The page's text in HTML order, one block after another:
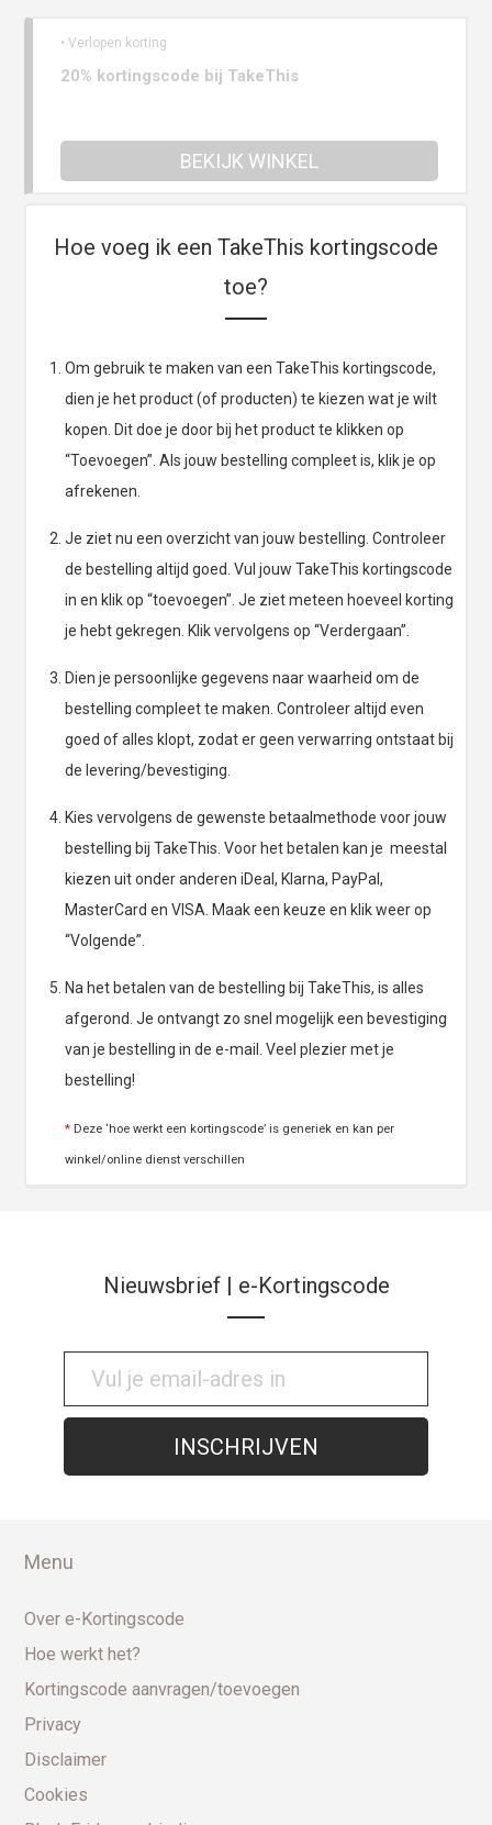
• Verlopen korting
20% kortingscode bij TakeThis
BEKIJK WINKEL
Hoe voeg ik een TakeThis kortingscode
toe?
Om gebruik te maken van een TakeThis kortingscode,
dien je het product (of producten) te kiezen wat je wilt
kopen. Dit doe je door bij het product te klikken op
“Toevoegen”. Als jouw bestelling compleet is, klik je op
afrekenen.
Je ziet nu een overzicht van jouw bestelling. Controleer
de bestelling altijd goed. Vul jouw TakeThis kortingscode
in en klik op “toevoegen”. Je ziet meteen hoeveel korting
je hebt gekregen. Klik vervolgens op “Verdergaan”.
Dien je persoonlijke gegevens naar waarheid om de
bestelling compleet te maken. Controleer altijd even
goed of alles klopt, zodat er geen verwarring ontstaat bij
de levering/bevestiging.
Kies vervolgens de gewenste betaalmethode voor jouw
bestelling bij TakeThis. Voor het betalen kan je meestal
kiezen uit onder anderen iDeal, Klarna, PayPal,
MasterCard en VISA. Maak een keuze en klik weer op
“Volgende”.
Na het betalen van de bestelling bij TakeThis, is alles
afgerond. Je ontvangt zo snel mogelijk een bevestiging
van je bestelling in de e-mail. Veel plezier met je
bestelling!
* Deze ‘hoe werkt een kortingscode’ is generiek en kan per
winkel/online dienst verschillen
Nieuwsbrief | e-Kortingscode
Menu
Over e-Kortingscode
Hoe werkt het?
Kortingscode aanvragen/toevoegen
Privacy
Disclaimer
Cookies